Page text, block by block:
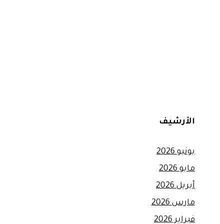
الأرشيف
يونيو 2026
مايو 2026
أبريل 2026
مارس 2026
فبراير 2026